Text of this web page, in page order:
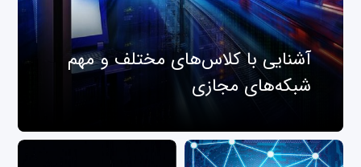
آشنایی با کلاس‌های مختلف و مهم
شبکه‌های مجازی